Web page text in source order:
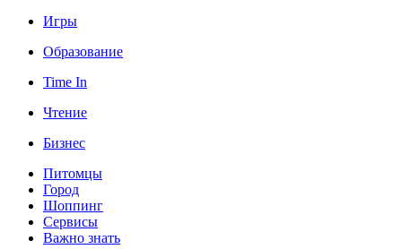
Игры
Образование
Time In
Чтение
Бизнес
Питомцы
Город
Шоппинг
Сервисы
Важно знать